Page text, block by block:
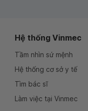
Hệ thống Vinmec
Tầm nhìn sứ mệnh
Hệ thống cơ sở y tế
Tìm bác sĩ
Làm việc tại Vinmec